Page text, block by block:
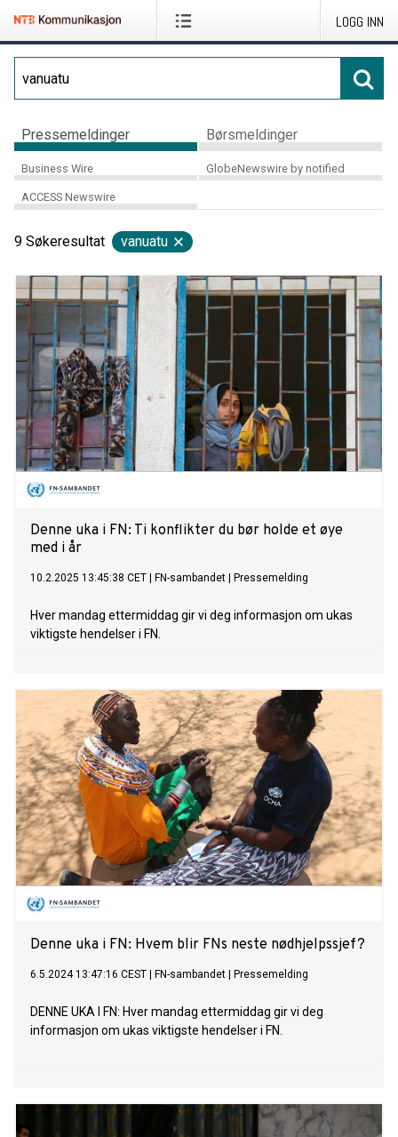
LOGG INN
Pressemeldinger Børsmeldinger
Business Wire GlobeNewswire by notified
ACCESS Newswire
9 Søkeresultat vanuatu
Denne uka i FN: Ti konflikter du bør holde et øye
med i år
10.2.2025 13:45:38 CET FN-sambandet Pressemelding
Hver mandag ettermiddag gir vi deg informasjon om ukas
viktigste hendelser i FN.
Denne uka i FN: Hvem blir FNs neste nødhjelpssjef?
6.5.2024 13:47:16 CEST FN-sambandet Pressemelding
DENNE UKA I FN: Hver mandag ettermiddag gir vi deg
informasjon om ukas viktigste hendelser i FN.